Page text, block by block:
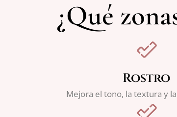
¿Qué
Rostro
Mejora el tono, la textura y